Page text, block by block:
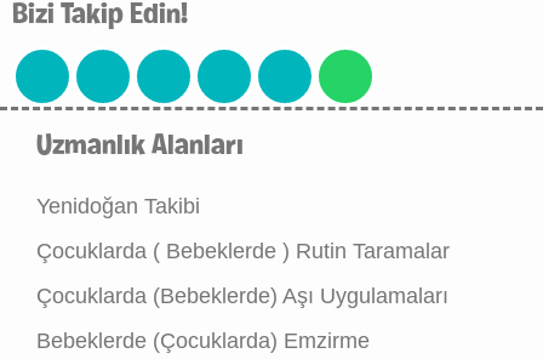
Bizi Takip Edin!
Uzmanlık Alanları
Yenidoğan Takibi
Çocuklarda ( Bebeklerde ) Rutin Taramalar
Çocuklarda (Bebeklerde) Aşı Uygulamaları
Bebeklerde (Çocuklarda) Emzirme